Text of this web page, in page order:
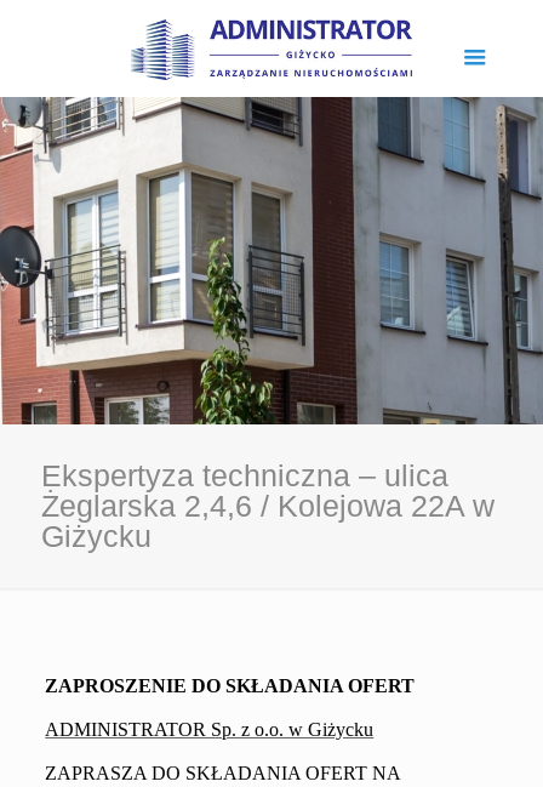
Ekspertyza techniczna – ulica
Żeglarska 2,4,6 / Kolejowa 22A w
Giżycku
ZAPROSZENIE DO SKŁADANIA OFERT
ADMINISTRATOR Sp. z o.o. w Giżycku
ZAPRASZA DO SKŁADANIA OFERT NA